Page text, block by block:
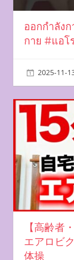
ออกกำลัง
กาย #แอโ
2025-11-
【高齢者
エアロビ
体操